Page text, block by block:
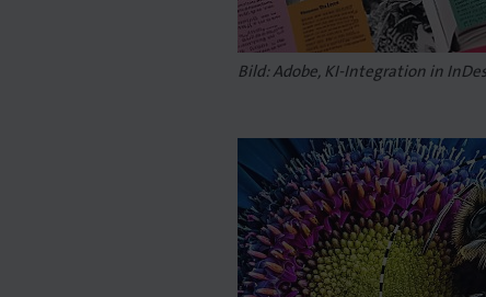
Bild: Adobe, KI-Integration in